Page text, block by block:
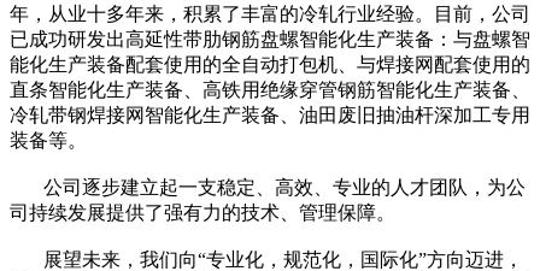
年，从业十多年来，积累了丰富的冷轧行业经验。目前，公司
已成功研发出高延性带肋钢筋盘螺智能化生产装备：与盘螺智
能化生产装备配套使用的全自动打包机、与焊接网配套使用的
直条智能化生产装备、高铁用绝缘穿管钢筋智能化生产装备、
冷轧带钢焊接网智能化生产装备、油田废旧抽油杆深加工专用
装备等。
公司逐步建立起一支稳定、高效、专业的人才团队，为公
司持续发展提供了强有力的技术、管理保障。
展望未来，我们向“专业化，规范化，国际化”方向迈进，